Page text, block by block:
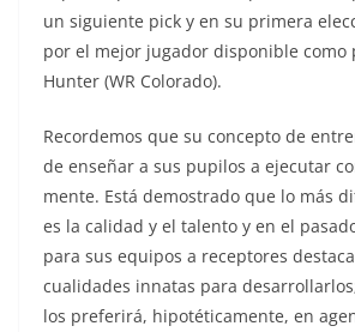
un siguiente pick y en su primera
por el mejor jugador disponible como
Hunter (WR Colorado).
Recordemos que su concepto de
de enseñar a sus pupilos a ejecutar
mente. Está demostrado que lo más
es la calidad y el talento y en el
para sus equipos a receptores
cualidades innatas para
los preferirá, hipotéticamente, en